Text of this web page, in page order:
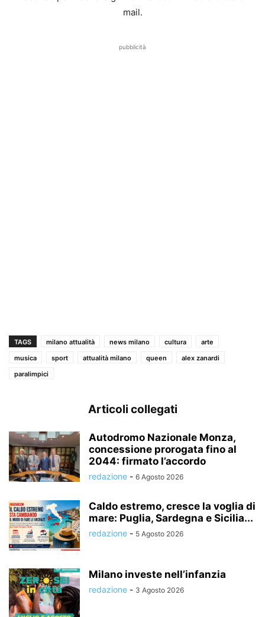
mail.
pubblicità
TAGS milano attualità news milano cultura
arte
musica
sport attualità milano queen
alex zanardi
paralimpici
Articoli collegati
Autodromo Nazionale Monza,
concessione prorogata fino al
2044: firmato l’accordo
redazione - 6 Agosto 2026
Caldo estremo, cresce la voglia di
mare: Puglia, Sardegna e Sicilia...
redazione - 5 Agosto 2026
Milano investe nell’infanzia
redazione - 3 Agosto 2026